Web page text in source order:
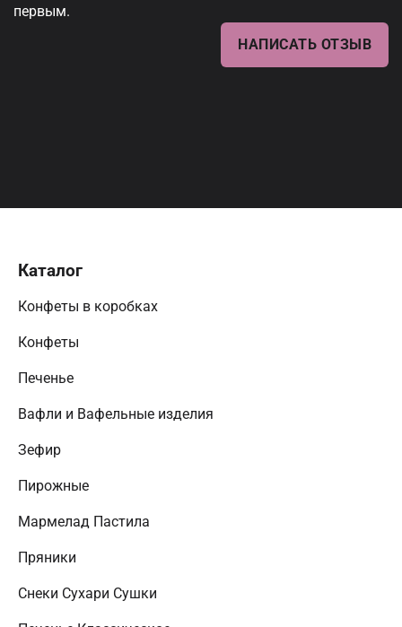
первым.
НАПИСАТЬ ОТЗЫВ
Каталог
Конфеты в коробках
Конфеты
Печенье
Вафли и Вафельные изделия
Зефир
Пирожные
Мармелад Пастила
Пряники
Снеки Сухари Сушки